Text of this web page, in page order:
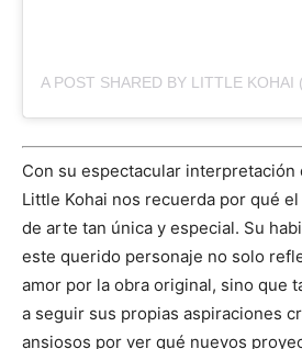
Con su espectacular interpretación
Little Kohai nos recuerda por qué
de arte tan única y especial. Su
este querido personaje no solo
amor por la obra original, sino que
a seguir sus propias aspiraciones
ansiosos por ver qué nuevos